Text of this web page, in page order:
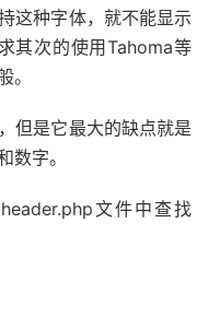
这种字体，就不能显示
其次的使用Tahoma等
。
但是它最大的缺点就是
数字。
文件中查找